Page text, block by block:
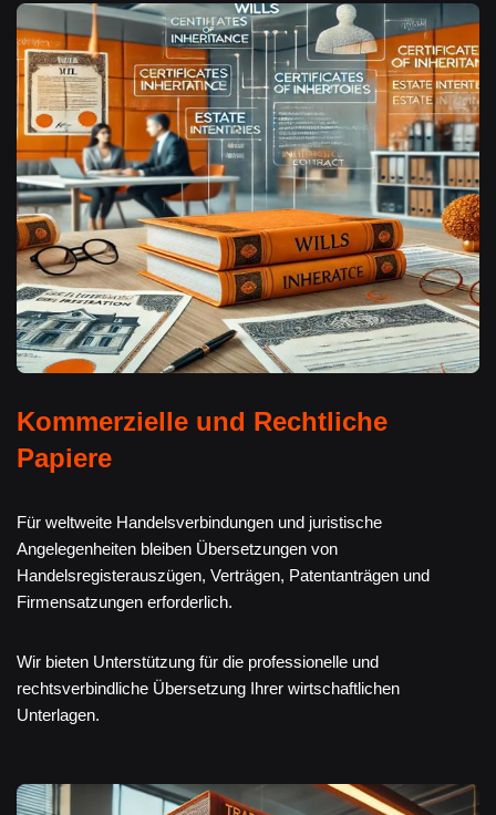
Kommerzielle und Rechtliche
Papiere
Für weltweite Handelsverbindungen und juristische
Angelegenheiten bleiben Übersetzungen von
Handelsregisterauszügen, Verträgen, Patentanträgen und
Firmensatzungen erforderlich.
Wir bieten Unterstützung für die professionelle und
rechtsverbindliche Übersetzung Ihrer wirtschaftlichen
Unterlagen.